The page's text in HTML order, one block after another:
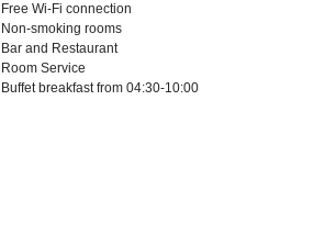
Free Wi-Fi connection
Non-smoking rooms
Bar and Restaurant
Room Service
Buffet breakfast from 04:30-10:00